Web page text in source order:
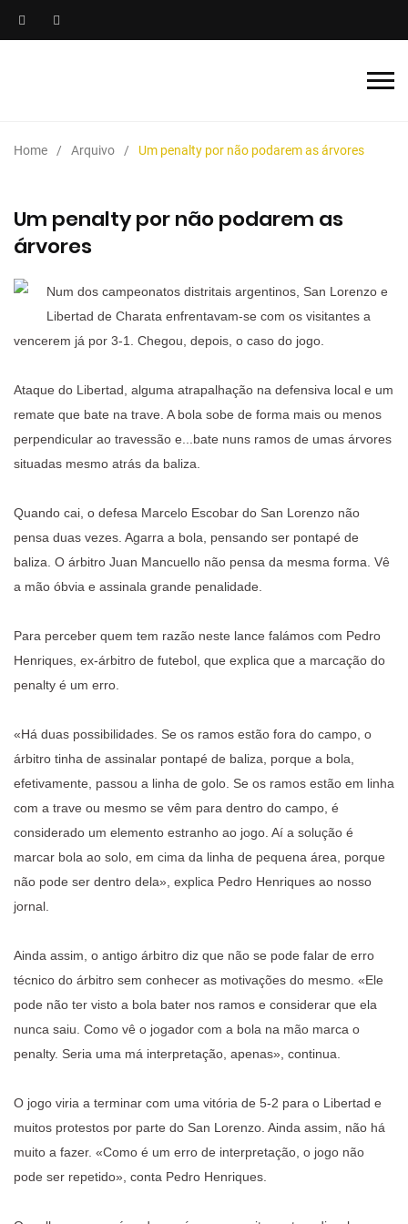
Home Arquivo Um penalty por não podarem as árvores
Um penalty por não podarem as
árvores
Num dos campeonatos distritais argentinos, San Lorenzo e
Libertad de Charata enfrentavam-se com os visitantes a
vencerem já por 3-1. Chegou, depois, o caso do jogo.
Ataque do Libertad, alguma atrapalhação na defensiva local e um
remate que bate na trave. A bola sobe de forma mais ou menos
perpendicular ao travessão e...bate nuns ramos de umas árvores
situadas mesmo atrás da baliza.
Quando cai, o defesa Marcelo Escobar do San Lorenzo não
pensa duas vezes. Agarra a bola, pensando ser pontapé de
baliza. O árbitro Juan Mancuello não pensa da mesma forma. Vê
a mão óbvia e assinala grande penalidade.
Para perceber quem tem razão neste lance falámos com Pedro
Henriques, ex-árbitro de futebol, que explica que a marcação do
penalty é um erro.
«Há duas possibilidades. Se os ramos estão fora do campo, o
árbitro tinha de assinalar pontapé de baliza, porque a bola,
efetivamente, passou a linha de golo. Se os ramos estão em linha
com a trave ou mesmo se vêm para dentro do campo, é
considerado um elemento estranho ao jogo. Aí a solução é
marcar bola ao solo, em cima da linha de pequena área, porque
não pode ser dentro dela», explica Pedro Henriques ao nosso
jornal.
Ainda assim, o antigo árbitro diz que não se pode falar de erro
técnico do árbitro sem conhecer as motivações do mesmo. «Ele
pode não ter visto a bola bater nos ramos e considerar que ela
nunca saiu. Como vê o jogador com a bola na mão marca o
penalty. Seria uma má interpretação, apenas», continua.
O jogo viria a terminar com uma vitória de 5-2 para o Libertad e
muitos protestos por parte do San Lorenzo. Ainda assim, não há
muito a fazer. «Como é um erro de interpretação, o jogo não
pode ser repetido», conta Pedro Henriques.